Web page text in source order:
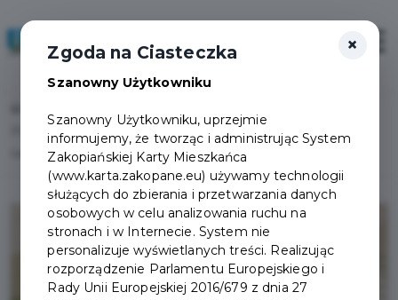
25. Międzynarodowy Festiwal Muzyki Organowej i Kameralnej im. Wacława
×
Zgoda na Ciasteczka
Szanowny Użytkowniku
Szanowny Użytkowniku, uprzejmie
informujemy, że tworząc i administrując System
Zakopiańskiej Karty Mieszkańca
(www.karta.zakopane.eu) używamy technologii
służących do zbierania i przetwarzania danych
osobowych w celu analizowania ruchu na
stronach i w Internecie. System nie
personalizuje wyświetlanych treści. Realizując
rozporządzenie Parlamentu Europejskiego i
Rady Unii Europejskiej 2016/679 z dnia 27